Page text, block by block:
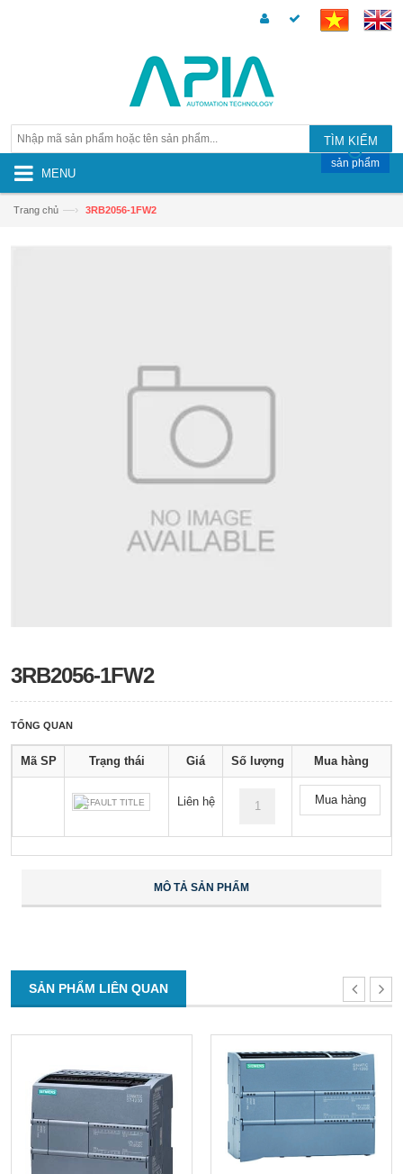
TÌM KIẾM
MENU
sản phẩm
Trang chủ —› 3RB2056-1FW2
3RB2056-1FW2
TỔNG QUAN
Mã SP Trạng thái Giá Số lượng Mua hàng
DEFAULT TITLE Liên hệ Mua hàng
MÔ TẢ SẢN PHẨM
SẢN PHẨM LIÊN QUAN